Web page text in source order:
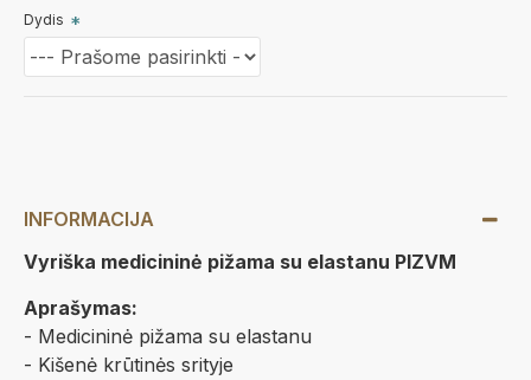
Dydis
INFORMACIJA
Vyriška medicininė pižama su elastanu PIZVM
Aprašymas:
- Medicininė pižama su elastanu
- Kišenė krūtinės srityje